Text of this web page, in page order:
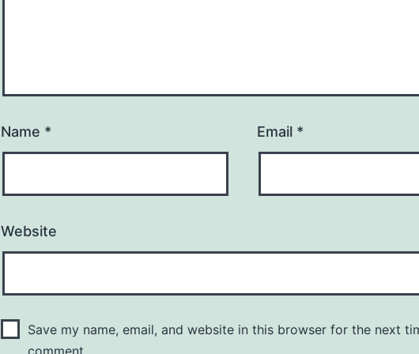
Name * Email *
Website
Save my name, email, and website in this browser for the next